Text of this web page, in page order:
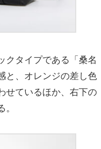
タイプである「桑名
と、オレンジの差し色
せているほか、右下の